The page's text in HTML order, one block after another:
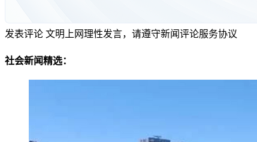
发表评论 文明上网理性发言，请遵守新闻评论服务协议
社会新闻精选：